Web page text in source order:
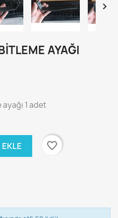

AYAĞI
1 adet
favorite_border